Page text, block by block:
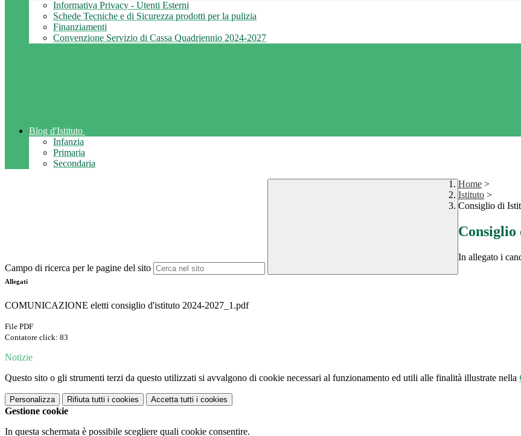
Informativa Privacy - Utenti Esterni
Schede Tecniche e di Sicurezza prodotti per la pulizia
Finanziamenti
Convenzione Servizio di Cassa Quadriennio 2024-2027
Blog d'Istituto
Infanzia
Primaria
Secondaria
Campo di ricerca per le pagine del sito
Home >
Istituto >
Consiglio di
Consiglio
In allegato i
Allegati
COMUNICAZIONE eletti consiglio d'istituto 2024-2027_1.pdf
File PDF
Contatore click: 83
Notizie
Questo sito o gli strumenti terzi da questo utilizzati si avvalgono di cookie necessari al funzionamento ed utili alle finalità illustrate nella
Personalizza Rifiuta tutti i cookies Accetta tutti i cookies
Gestione cookie
In questa schermata è possibile scegliere quali cookie consentire.